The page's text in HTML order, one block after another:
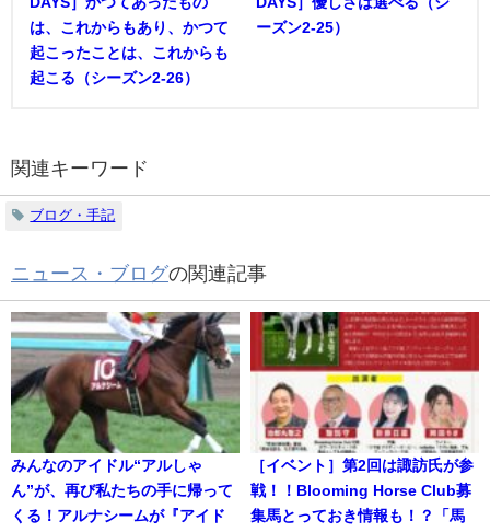
は、これからもあり、かつて
起こったことは、これからも
起こる（シーズン2-26）
ーズン2-25）
関連キーワード
ブログ・手記
ニュース・ブログの関連記事
みんなのアイドル“アルしゃ
ん”が、再び私たちの手に帰って
くる！アルナシームが『アイド
［イベント］第2回は諏訪氏が参
戦！！Blooming Horse Club募
集馬とっておき情報も！？「馬